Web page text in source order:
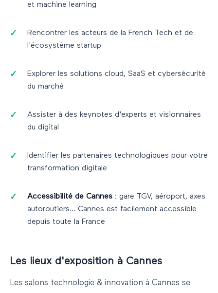
et machine learning
Rencontrer les acteurs de la French Tech et de
l'écosystème startup
Explorer les solutions cloud, SaaS et cybersécurité
du marché
Assister à des keynotes d'experts et visionnaires
du digital
Identifier les partenaires technologiques pour votre
transformation digitale
Accessibilité de Cannes : gare TGV, aéroport, axes
autoroutiers... Cannes est facilement accessible
depuis toute la France
Les lieux d'exposition à Cannes
Les salons technologie & innovation à Cannes se